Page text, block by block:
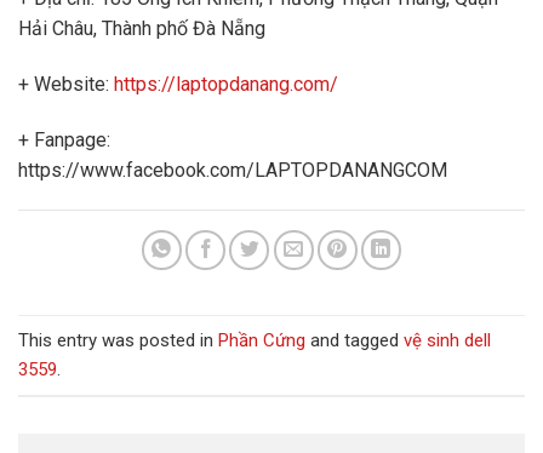
Hải Châu, Thành phố Đà Nẵng
+ Website: https://laptopdanang.com/
+ Fanpage:
https://www.facebook.com/LAPTOPDANANGCOM
This entry was posted in Phần Cứng and tagged vệ sinh dell
3559.